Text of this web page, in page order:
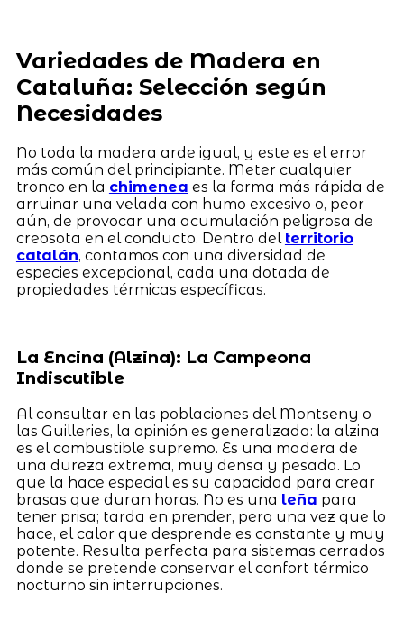
Variedades de Madera en
Cataluña: Selección según
Necesidades
No toda la madera arde igual, y este es el error
más común del principiante. Meter cualquier
tronco en la chimenea es la forma más rápida de
arruinar una velada con humo excesivo o, peor
aún, de provocar una acumulación peligrosa de
creosota en el conducto. Dentro del territorio
catalán, contamos con una diversidad de
especies excepcional, cada una dotada de
propiedades térmicas específicas.
La Encina (Alzina): La Campeona
Indiscutible
Al consultar en las poblaciones del Montseny o
las Guilleries, la opinión es generalizada: la alzina
es el combustible supremo. Es una madera de
una dureza extrema, muy densa y pesada. Lo
que la hace especial es su capacidad para crear
brasas que duran horas. No es una leña para
tener prisa; tarda en prender, pero una vez que lo
hace, el calor que desprende es constante y muy
potente. Resulta perfecta para sistemas cerrados
donde se pretende conservar el confort térmico
nocturno sin interrupciones.